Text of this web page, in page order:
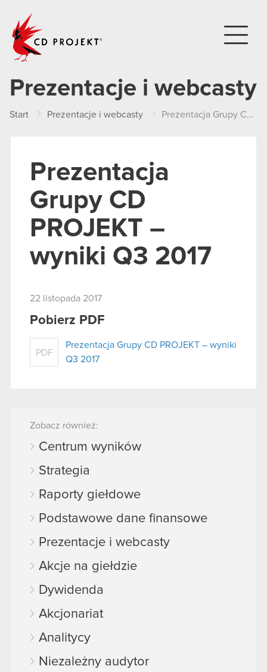
Prezentacje i webcasty
Start Prezentacje i webcasty Prezentacja Grupy CD PROJEKT – wyniki Q3 2017
Prezentacja
Grupy CD
PROJEKT –
wyniki Q3 2017
22 listopada 2017
Pobierz PDF
PDF
Prezentacja Grupy CD PROJEKT – wyniki
Q3 2017
Zobacz również:
Centrum wyników
Strategia
Raporty giełdowe
Podstawowe dane finansowe
Prezentacje i webcasty
Akcje na giełdzie
Dywidenda
Akcjonariat
Analitycy
Niezależny audytor